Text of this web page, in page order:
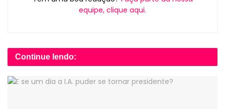
equipe, clique aqui.
Continue lendo: